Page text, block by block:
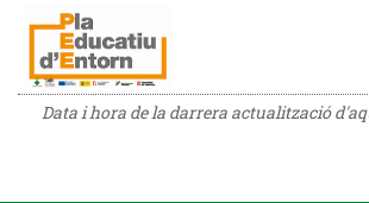
Data i hora de la darrera actualització